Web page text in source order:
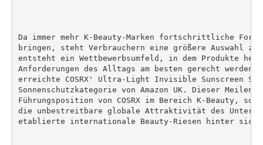
Da immer mehr K-Beauty-Marken fortschrittliche
bringen, steht Verbrauchern eine größere Auswahl zur
entsteht ein Wettbewerbsumfeld, in dem Produkte
Anforderungen des Alltags am besten gerecht
erreichte COSRX' Ultra-Light Invisible Sunscreen
Sonnenschutzkategorie von Amazon UK. Dieser
Führungsposition von COSRX im Bereich K-Beauty,
die unbestreitbare globale Attraktivität des
etablierte internationale Beauty-Riesen hinter